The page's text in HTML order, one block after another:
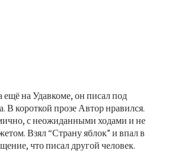
ещё на Удавкоме, он писал под
В короткой прозе Автор нравился.
с неожиданными ходами и не
Взял “Страну яблок” и впал в
что писал другой человек.